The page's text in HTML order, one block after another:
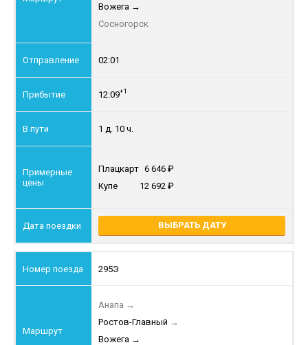
Вожега →
Сосногорск
02:01
12:09+1
1 д. 10 ч.
Плацкарт 6 646
Купе
12 692
ВЫБРАТЬ ДАТУ
295Э
Анапа →
Ростов-Главный →
Вожега →